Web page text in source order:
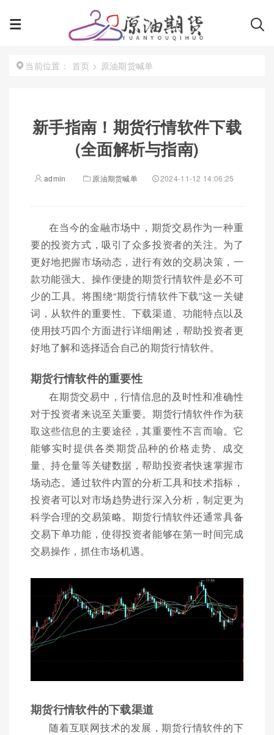
当前位置： 首页 > 原油期货喊单
新手指南！期货行情软件下载
(全面解析与指南)
admin 原油期货喊单 2024-11-12 14:06:25
在当今的金融市场中，期货交易作为一种重
要的投资方式，吸引了众多投资者的关注。为了
更好地把握市场动态，进行有效的交易决策，一
款功能强大、操作便捷的期货行情软件是必不可
少的工具。将围绕“期货行情软件下载”这一关键
词，从软件的重要性、下载渠道、功能特点以及
使用技巧四个方面进行详细阐述，帮助投资者更
好地了解和选择适合自己的期货行情软件。
期货行情软件的重要性
在期货交易中，行情信息的及时性和准确性
对于投资者来说至关重要。期货行情软件作为获
取这些信息的主要途径，其重要性不言而喻。它
能够实时提供各类期货品种的价格走势、成交
量、持仓量等关键数据，帮助投资者快速掌握市
场动态。通过软件内置的分析工具和技术指标，
投资者可以对市场趋势进行深入分析，制定更为
科学合理的交易策略。期货行情软件还通常具备
交易下单功能，使得投资者能够在第一时间完成
交易操作，抓住市场机遇。
期货行情软件的下载渠道
随着互联网技术的发展，期货行情软件的下